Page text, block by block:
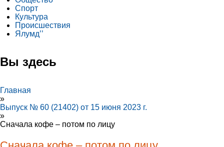
Спорт
Культура
Происшествия
Ялумд’’
Вы здесь
Главная
»
Выпуск № 60 (21402) от 15 июня 2023 г.
»
Сначала кофе – потом по лицу